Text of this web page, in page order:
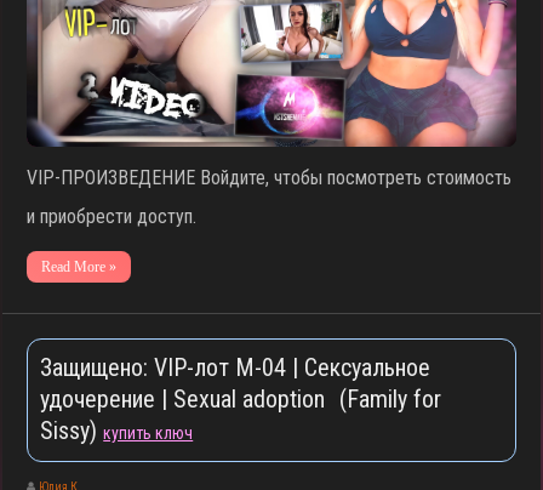
VIP-ПРОИЗВЕДЕНИЕ Войдите, чтобы посмотреть стоимость
и приобрести доступ.
Read More »
Защищено: VIP-лот M-04 | Сексуальное
удочерение | Sexual adoption (Family for
Sissy)купить ключ
Юлия К.